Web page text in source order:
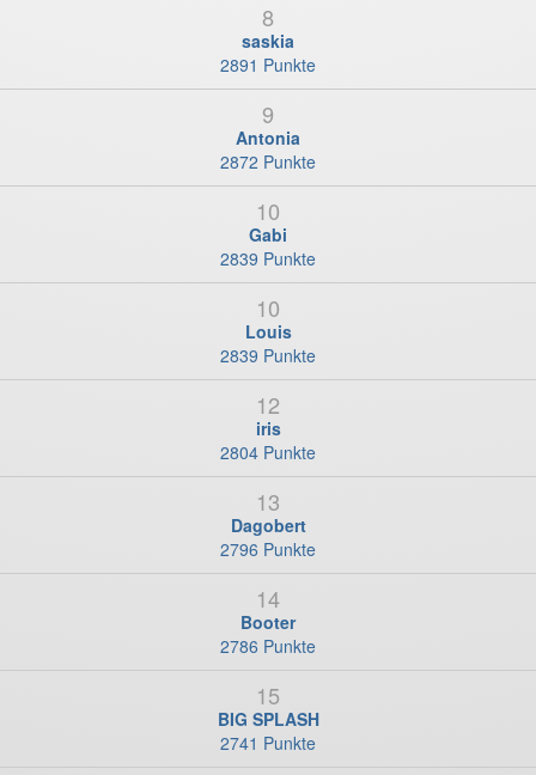
8
saskia
2891 Punkte
9
Antonia
2872 Punkte
10
Gabi
2839 Punkte
10
Louis
2839 Punkte
12
iris
2804 Punkte
13
Dagobert
2796 Punkte
14
Booter
2786 Punkte
15
BIG SPLASH
2741 Punkte